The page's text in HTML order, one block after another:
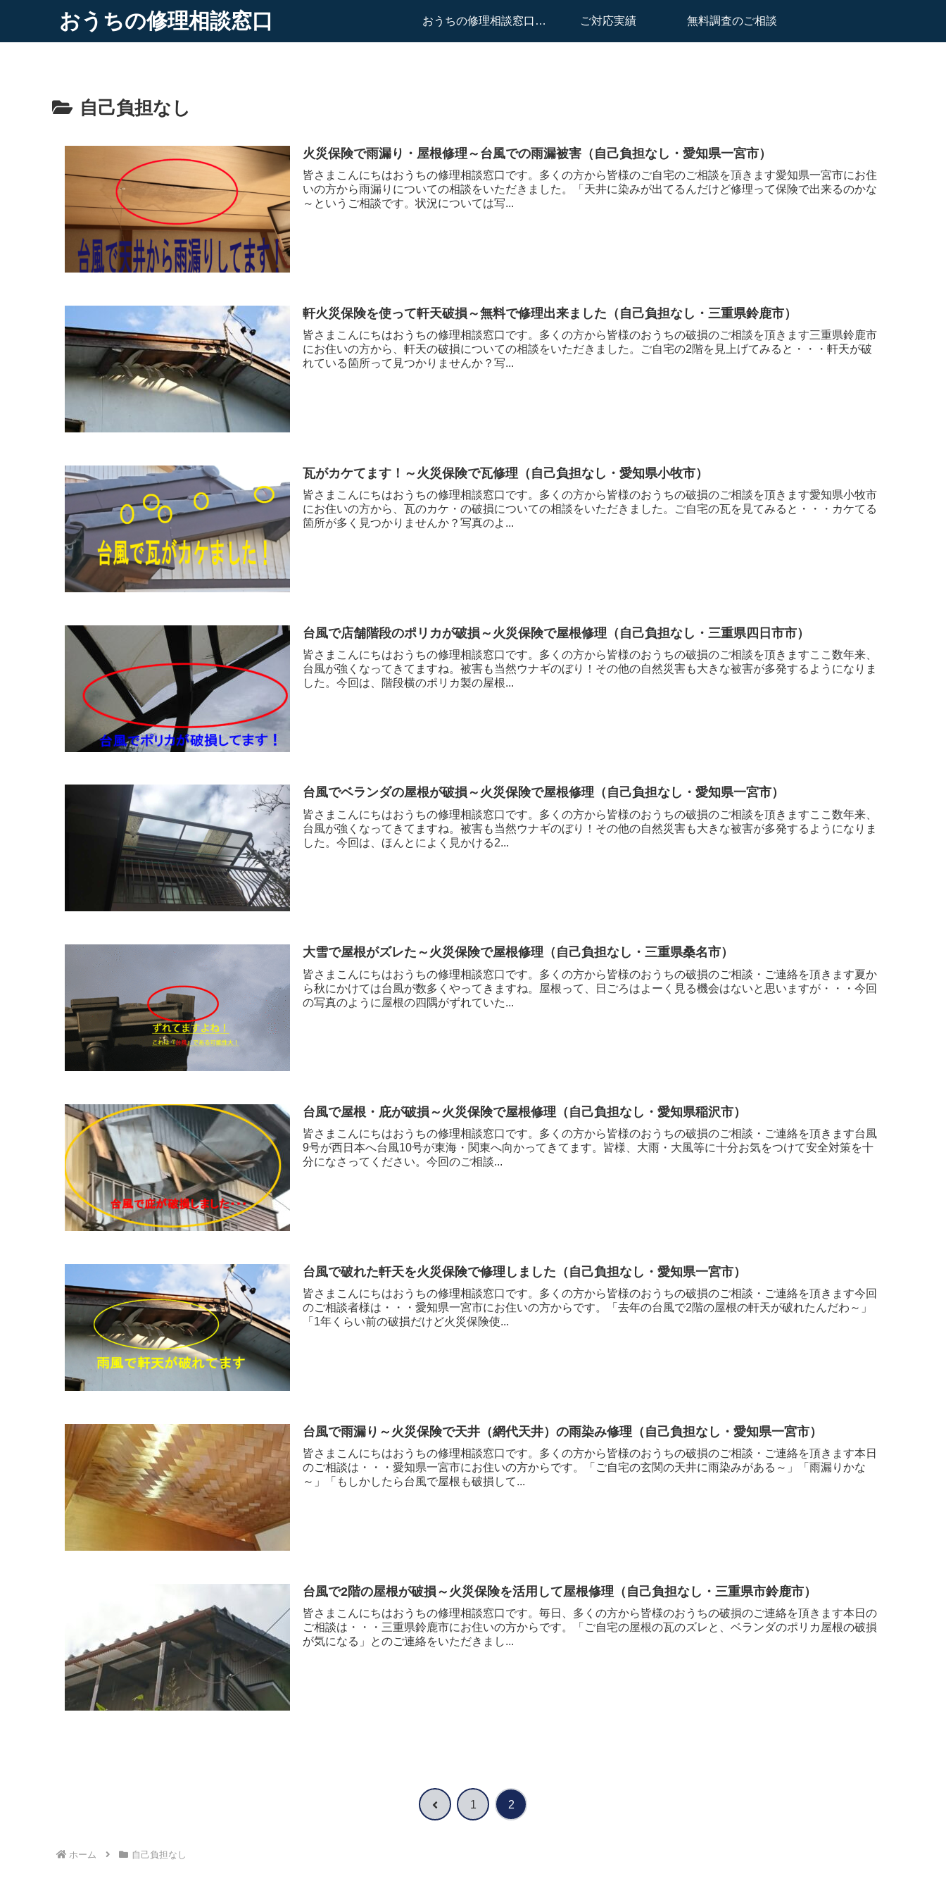
おうちの修理相談窓口 おうちの修理相談窓口はこちらへ ご対応実績 無料調査のご相談
自己負担なし
火災保険で雨漏り・屋根修理～台風での雨漏被害（自己負担なし・愛知県一宮市）
皆さまこんにちはおうちの修理相談窓口です。多くの方から皆様のご自宅のご相談を頂きます愛知県一宮市にお住
いの方から雨漏りについての相談をいただきました。「天井に染みが出てるんだけど修理って保険で出来るのかな
～というご相談です。状況については写...
軒火災保険を使って軒天破損～無料で修理出来ました（自己負担なし・三重県鈴鹿市）
皆さまこんにちはおうちの修理相談窓口です。多くの方から皆様のおうちの破損のご相談を頂きます三重県鈴鹿市
にお住いの方から、軒天の破損についての相談をいただきました。ご自宅の2階を見上げてみると・・・軒天が破
れている箇所って見つかりませんか？写...
瓦がカケてます！～火災保険で瓦修理（自己負担なし・愛知県小牧市）
皆さまこんにちはおうちの修理相談窓口です。多くの方から皆様のおうちの破損のご相談を頂きます愛知県小牧市
にお住いの方から、瓦のカケ・の破損についての相談をいただきました。ご自宅の瓦を見てみると・・・カケてる
箇所が多く見つかりませんか？写真のよ...
台風で店舗階段のポリカが破損～火災保険で屋根修理（自己負担なし・三重県四日市市）
皆さまこんにちはおうちの修理相談窓口です。多くの方から皆様のおうちの破損のご相談を頂きますここ数年来、
台風が強くなってきてますね。被害も当然ウナギのぼり！その他の自然災害も大きな被害が多発するようになりま
した。今回は、階段横のポリカ製の屋根...
台風でベランダの屋根が破損～火災保険で屋根修理（自己負担なし・愛知県一宮市）
皆さまこんにちはおうちの修理相談窓口です。多くの方から皆様のおうちの破損のご相談を頂きますここ数年来、
台風が強くなってきてますね。被害も当然ウナギのぼり！その他の自然災害も大きな被害が多発するようになりま
した。今回は、ほんとによく見かける2...
大雪で屋根がズレた～火災保険で屋根修理（自己負担なし・三重県桑名市）
皆さまこんにちはおうちの修理相談窓口です。多くの方から皆様のおうちの破損のご相談・ご連絡を頂きます夏か
ら秋にかけては台風が数多くやってきますね。屋根って、日ごろはよーく見る機会はないと思いますが・・・今回
の写真のように屋根の四隅がずれていた...
台風で屋根・庇が破損～火災保険で屋根修理（自己負担なし・愛知県稲沢市）
皆さまこんにちはおうちの修理相談窓口です。多くの方から皆様のおうちの破損のご相談・ご連絡を頂きます台風
9号が西日本へ台風10号が東海・関東へ向かってきてます。皆様、大雨・大風等に十分お気をつけて安全対策を十
分になさってください。今回のご相談...
台風で破れた軒天を火災保険で修理しました（自己負担なし・愛知県一宮市）
皆さまこんにちはおうちの修理相談窓口です。多くの方から皆様のおうちの破損のご相談・ご連絡を頂きます今回
のご相談者様は・・・愛知県一宮市にお住いの方からです。「去年の台風で2階の屋根の軒天が破れたんだわ～」
「1年くらい前の破損だけど火災保険使...
台風で雨漏り～火災保険で天井（網代天井）の雨染み修理（自己負担なし・愛知県一宮市）
皆さまこんにちはおうちの修理相談窓口です。多くの方から皆様のおうちの破損のご相談・ご連絡を頂きます本日
のご相談は・・・愛知県一宮市にお住いの方からです。「ご自宅の玄関の天井に雨染みがある～」「雨漏りかな
～」「もしかしたら台風で屋根も破損して...
台風で2階の屋根が破損～火災保険を活用して屋根修理（自己負担なし・三重県市鈴鹿市）
皆さまこんにちはおうちの修理相談窓口です。毎日、多くの方から皆様のおうちの破損のご連絡を頂きます本日の
ご相談は・・・三重県鈴鹿市にお住いの方からです。「ご自宅の屋根の瓦のズレと、ベランダのポリカ屋根の破損
が気になる」とのご連絡をいただきまし...
前 1 2
ホーム 自己負担なし